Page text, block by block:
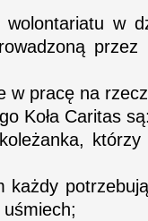
w
w pracę na
Koła Caritas
którzy